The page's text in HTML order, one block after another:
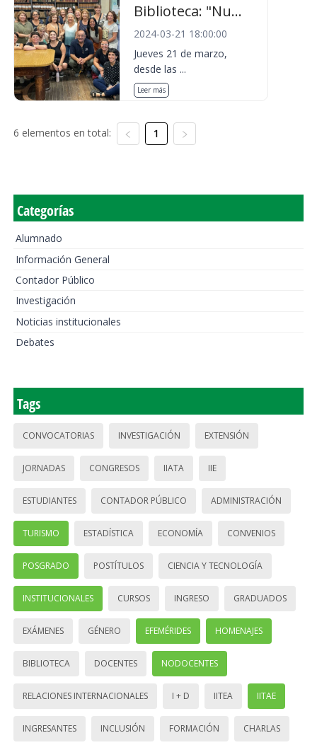
Biblioteca: "Nu...
2024-03-21 18:00:00
Jueves 21 de marzo,
desde las ...
Leer más
6 elementos en total: 1
Categorías
Alumnado
Información General
Contador Público
Investigación
Noticias institucionales
Debates
Tags
CONVOCATORIAS INVESTIGACIÓN EXTENSIÓN
JORNADAS CONGRESOS IIATA IIE
ESTUDIANTES CONTADOR PÚBLICO ADMINISTRACIÓN
TURISMO ESTADÍSTICA ECONOMÍA CONVENIOS
POSGRADO POSTÍTULOS CIENCIA Y TECNOLOGÍA
INSTITUCIONALES CURSOS INGRESO GRADUADOS
EXÁMENES GÉNERO EFEMÉRIDES HOMENAJES
BIBLIOTECA DOCENTES NODOCENTES
RELACIONES INTERNACIONALES I + D IITEA IITAE
INGRESANTES INCLUSIÓN FORMACIÓN CHARLAS